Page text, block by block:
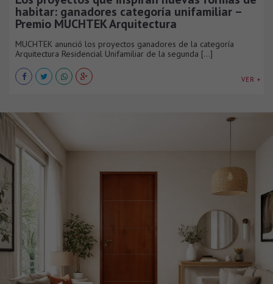
habitar: ganadores categoría unifamiliar –
Premio MUCHTEK Arquitectura
MUCHTEK anunció los proyectos ganadores de la categoría
Arquitectura Residencial Unifamiliar de la segunda [...]
VER +